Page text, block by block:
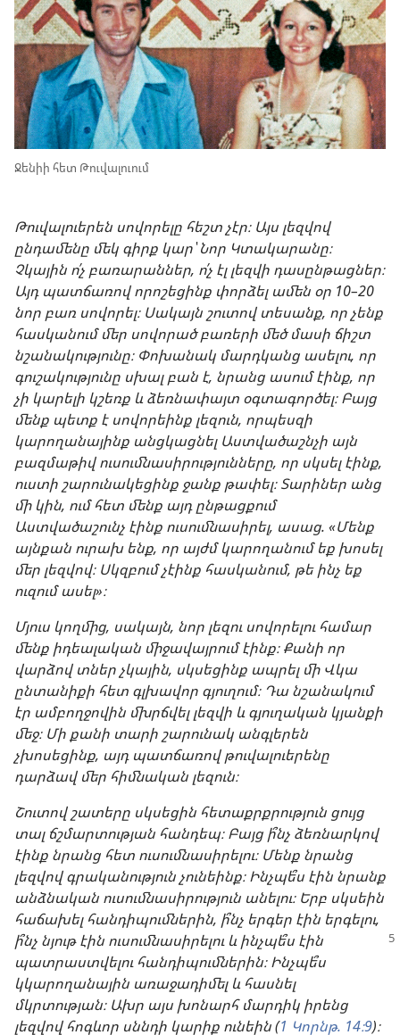
Ջենիի հետ Թուվալուում
Թուվալուերեն սովորելը հեշտ չէր։ Այս լեզվով
ընդամենը մեկ գիրք կար՝ Նոր Կտակարանը։
Չկային ո՛չ բառարաններ, ո՛չ էլ լեզվի դասընթացներ։
Այդ պատճառով որոշեցինք փորձել ամեն օր 10–20
նոր բառ սովորել։ Սակայն շուտով տեսանք, որ չենք
հասկանում մեր սովորած բառերի մեծ մասի ճիշտ
նշանակությունը։ Փոխանակ մարդկանց ասելու, որ
գուշակությունը սխալ բան է, նրանց ասում էինք, որ
չի կարելի կշեռք և ձեռնափայտ օգտագործել։ Բայց
մենք պետք է սովորեինք լեզուն, որպեսզի
կարողանայինք անցկացնել Աստվածաշնչի այն
բազմաթիվ ուսումնասիրությունները, որ սկսել էինք,
ուստի շարունակեցինք ջանք թափել։ Տարիներ անց
մի կին, ում հետ մենք այդ ընթացքում
Աստվածաշունչ էինք ուսումնասիրել, ասաց. «Մենք
այնքան ուրախ ենք, որ այժմ կարողանում եք խոսել
մեր լեզվով։ Սկզբում չէինք հասկանում, թե ինչ եք
ուզում ասել»։
Մյուս կողմից, սակայն, նոր լեզու սովորելու համար
մենք իդեալական միջավայրում էինք։ Քանի որ
վարձով տներ չկային, սկսեցինք ապրել մի Վկա
ընտանիքի հետ գլխավոր գյուղում։ Դա նշանակում
էր ամբողջովին մխրճվել լեզվի և գյուղական կյանքի
մեջ։ Մի քանի տարի շարունակ անգլերեն
չխոսեցինք, այդ պատճառով թուվալուերենը
դարձավ մեր հիմնական լեզուն։
Շուտով շատերը սկսեցին հետաքրքրություն ցույց
տալ ճշմարտության հանդեպ։ Բայց ի՞նչ ձեռնարկով
էինք նրանց հետ ուսումնասիրելու։ Մենք նրանց
լեզվով գրականություն չունեինք։ Ինչպե՞ս էին նրանք
անձնական ուսումնասիրություն անելու։ Երբ սկսեին
հաճախել հանդիպումներին, ի՞նչ երգեր էին երգելու,
ի՞նչ նյութ էին ուսումնասիրելու և ինչպե՞ս էին
պատրաստվելու հանդիպումներին։ Ինչպե՞ս
կկարողանային առաջադիմել և հասնել
մկրտության։ Ախր այս խոնարհ մարդիկ իրենց
լեզվով հոգևոր սննդի կարիք ունեին (1 Կորնթ. 14։9)։